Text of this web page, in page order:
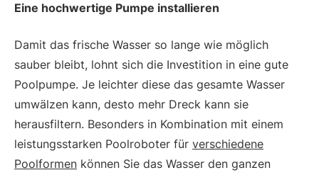
Eine hochwertige Pumpe installieren
Damit das frische Wasser so lange wie möglich
sauber bleibt, lohnt sich die Investition in eine gute
Poolpumpe. Je leichter diese das gesamte Wasser
umwälzen kann, desto mehr Dreck kann sie
herausfiltern. Besonders in Kombination mit einem
leistungsstarken Poolroboter für verschiedene
Poolformen können Sie das Wasser den ganzen